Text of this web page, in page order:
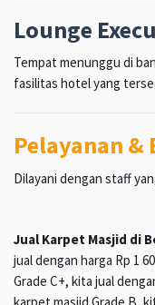
Lounge
Tempat menunggu di
fasilitas hotel yang
Pelayanan
Dilayani dengan staff
Jual Karpet Masjid di
jual dengan harga Rp 1
Grade C+, kita jual